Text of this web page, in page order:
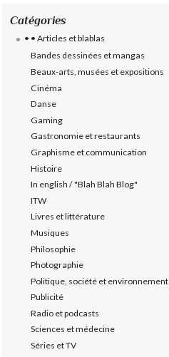
Catégories
• • Articles et blablas
Bandes dessinées et mangas
Beaux-arts, musées et expositions
Cinéma
Danse
Gaming
Gastronomie et restaurants
Graphisme et communication
Histoire
In english / "Blah Blah Blog"
ITW
Livres et littérature
Musiques
Philosophie
Photographie
Politique, société et environnement
Publicité
Radio et podcasts
Sciences et médecine
Séries et TV